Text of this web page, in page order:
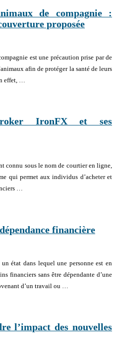
de compagnie :
proposée
est une précaution prise par de
afin de protéger la santé de leurs
effet, …
IronFX et ses
connu sous le nom de courtier en ligne,
qui permet aux individus d’acheter et
…
financière
état dans lequel une personne est en
financiers sans être dépendante d’une
d’un travail ou …
l’impact des nouvelles